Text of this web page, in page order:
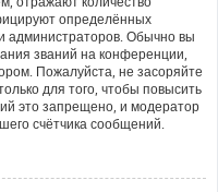
определённых
администраторов. Обычно вы
званий на конференции,
Пожалуйста, не засоряйте
для того, чтобы повысить
это запрещено, и модератор
счётчика сообщений.